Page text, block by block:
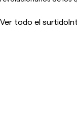
Ver todo el surtido